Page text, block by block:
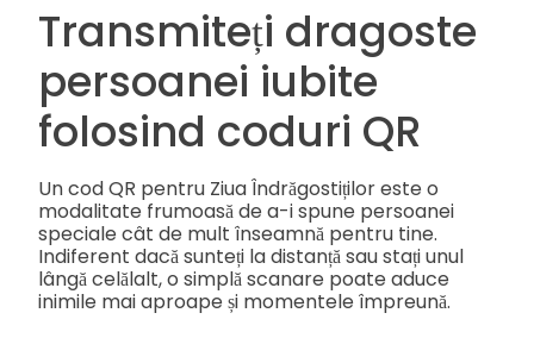
Transmiteți dragoste
persoanei iubite
folosind coduri QR
Un cod QR pentru Ziua Îndrăgostiților este o
modalitate frumoasă de a-i spune persoanei
speciale cât de mult înseamnă pentru tine.
Indiferent dacă sunteți la distanță sau stați unul
lângă celălalt, o simplă scanare poate aduce
inimile mai aproape și momentele împreună.